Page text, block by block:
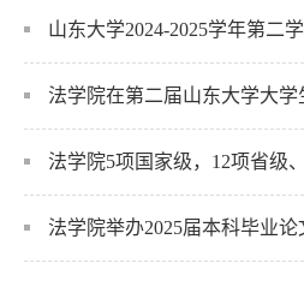
山东大学2024-2025学年第二学期本
法学院在第二届山东大学大学生新文科实践创新大赛中获银奖1项，
法学院5项国家级，12项省级、校级大创项
法学院举办2025届本科毕业论文写作动